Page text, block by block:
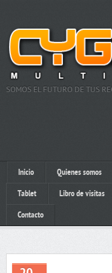
SOMOS EL FUTURO DE TUS
Inicio Quienes somos
Tablet Libro de visitas
Contacto